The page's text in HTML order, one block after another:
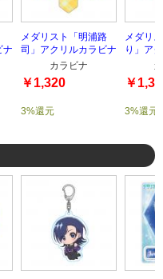
ナ
メダリスト「明浦路
司」アクリルカラビナ
カラビナ
￥1,320
3%還元
メダリ
り」ア
￥
3%還元